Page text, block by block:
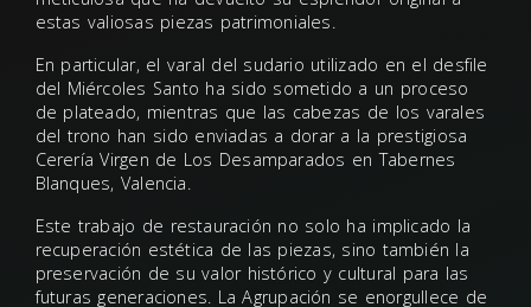
estas valiosas piezas patrimoniales.
En particular, el varal del sudario utilizado en el desfile
del Miércoles Santo ha sido sometido a un proceso
de plateado, mientras que las cabezas de los varales
del trono han sido enviadas a dorar a la prestigiosa
Cerería Virgen de Los Desamparados en Tabernes
Blanques, Valencia.
Este trabajo de restauración no solo ha implicado la
recuperación estética de las piezas, sino también la
preservación de su valor histórico y cultural para las
futuras generaciones. La Agrupación se enorgullece de